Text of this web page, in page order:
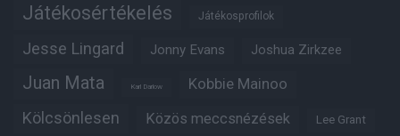
Játékosértékelés Játékosprofilok
Jesse Lingard Jonny Evans Joshua Zirkzee
Juan Mata Karl Darlow Kobbie Mainoo
Kölcsönlesen Közös meccsnézések Lee Grant